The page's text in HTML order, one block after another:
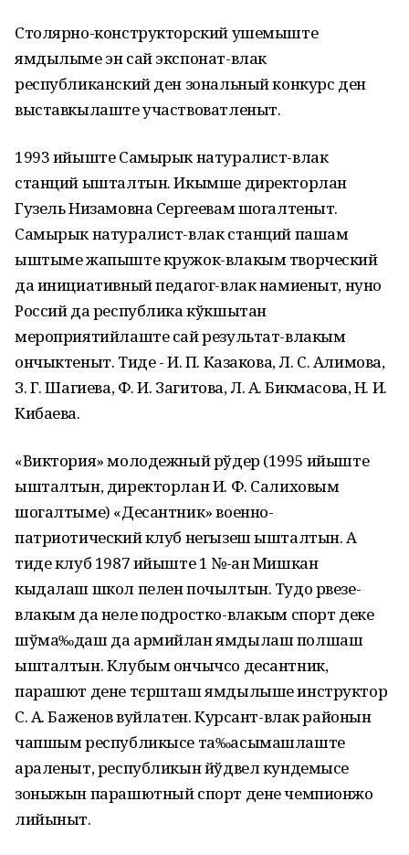
Столярно-конструкторский ушемыште
ямдылыме эн сай экспонат-влак
республиканский ден зональный конкурс ден
выставкылаште участвоватленыт.
1993 ийыште Самырык натуралист-влак
станций ышталтын. Икымше директорлан
Гузель Низамовна Сергеевам шогалтеныт.
Самырык натуралист-влак станций пашам
ыштыме жапыште кружок-влакым творческий
да инициативный педагог-влак намиеныт, нуно
Россий да республика кўкшытан
мероприятийлаште сай результат-влакым
ончыктеныт. Тиде - И. П. Казакова, Л. С. Алимова,
З. Г. Шагиева, Ф. И. Загитова, Л. А. Бикмасова, Н. И.
Кибаева.
«Виктория» молодежный рўдер (1995 ийыште
ышталтын, директорлан И. Ф. Салиховым
шогалтыме) «Десантник» военно-
патриотический клуб негызеш ышталтын. А
тиде клуб 1987 ийыште 1 №-ан Мишкан
кыдалаш школ пелен почылтын. Тудо рвезе-
влакым да неле подростко-влакым спорт деке
шўма‰даш да армийлан ямдылаш полшаш
ышталтын. Клубым ончычсо десантник,
парашют дене тєршташ ямдылыше инструктор
С. А. Баженов вуйлатен. Курсант-влак районын
чапшым республикысе та‰асымашлаште
араленыт, республикын йўдвел кундемысе
зоныжын парашютный спорт дене чемпионжо
лийыныт.